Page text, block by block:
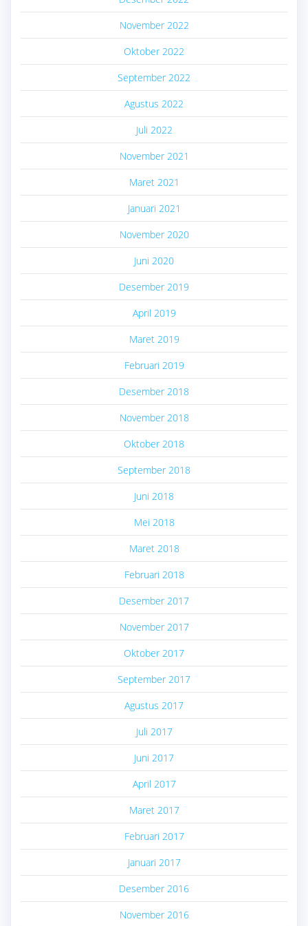
November 2022
Oktober 2022
September 2022
Agustus 2022
Juli 2022
November 2021
Maret 2021
Januari 2021
November 2020
Juni 2020
Desember 2019
April 2019
Maret 2019
Februari 2019
Desember 2018
November 2018
Oktober 2018
September 2018
Juni 2018
Mei 2018
Maret 2018
Februari 2018
Desember 2017
November 2017
Oktober 2017
September 2017
Agustus 2017
Juli 2017
Juni 2017
April 2017
Maret 2017
Februari 2017
Januari 2017
Desember 2016
November 2016